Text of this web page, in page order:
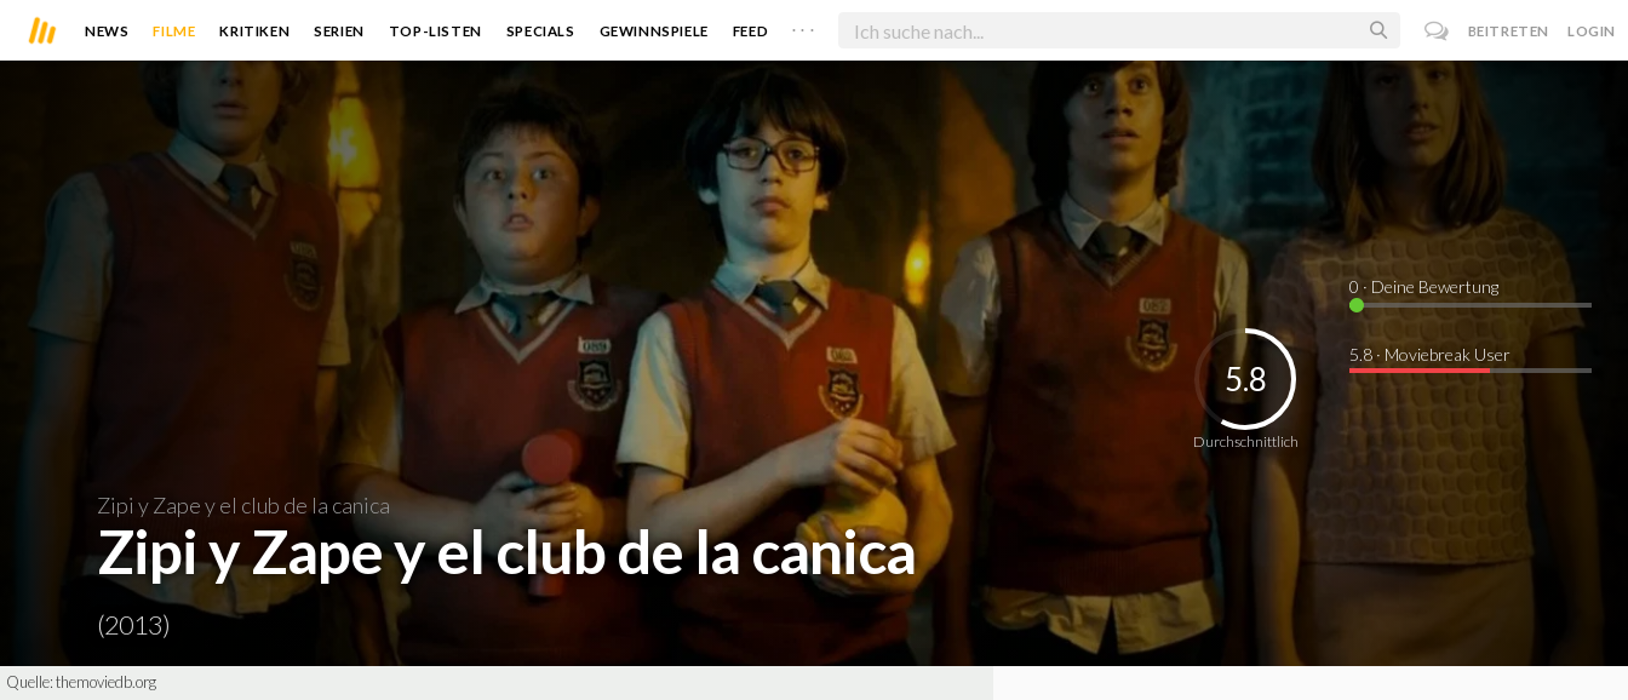
NEWS FILME KRITIKEN SERIEN TOP-LISTEN SPECIALS GEWINNSPIELE FEED . . . BEITRETEN LOGIN
Zipi y Zape y el club de la canica
Zipi y Zape y el club de la canica
(2013)
Durchschnittlich
5.8
0 · Deine Bewertung
5.8 · Moviebreak User
Quelle:themoviedb.org